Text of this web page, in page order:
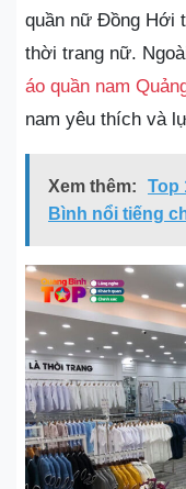
quần nữ Đồng Hới
thời trang nữ.
áo quần nam
nam yêu thích và
Xem thêm:
Top
Bình nổi tiếng